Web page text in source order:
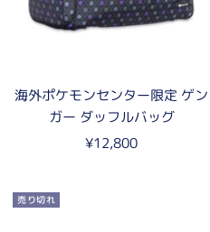
海外ポケモンセンター限定 ゲン
ガー ダッフルバッグ
セ
¥12,800
売り切れ